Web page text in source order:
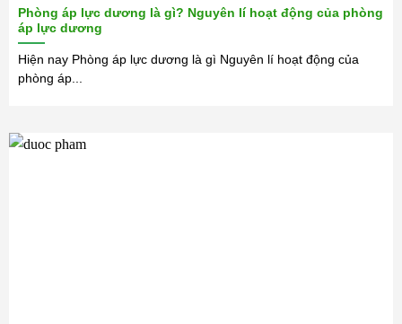
Phòng áp lực dương là gì? Nguyên lí hoạt động của phòng
áp lực dương
Hiện nay Phòng áp lực dương là gì Nguyên lí hoạt động của
phòng áp...